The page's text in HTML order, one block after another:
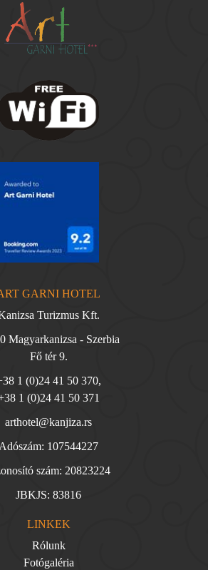
GARNI HOTEL
Turizmus Kft.
Magyarkanizsa - Szerbia
Fő tér 9.
1 (0)24 41 50 370,
1 (0)24 41 50 371
arthotel@kanjiza.rs
Adószám: 107544227
szám: 20823224
JBKJS: 83816
LINKEK
Rólunk
Fotógaléria